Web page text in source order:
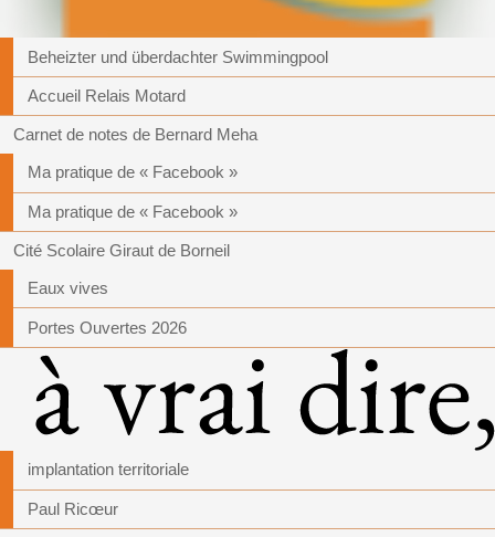
Beheizter und überdachter Swimmingpool
Accueil Relais Motard
Carnet de notes de Bernard Meha
Ma pratique de « Facebook »
Ma pratique de « Facebook »
Cité Scolaire Giraut de Borneil
Eaux vives
Portes Ouvertes 2026
implantation territoriale
Paul Ricœur